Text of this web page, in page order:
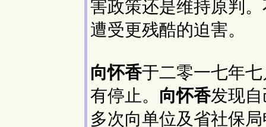
害政策还是维持原判
遭受更残酷的迫害。
向怀香于二零一七年
有停止。 向怀香发现
多次向单位及省社保